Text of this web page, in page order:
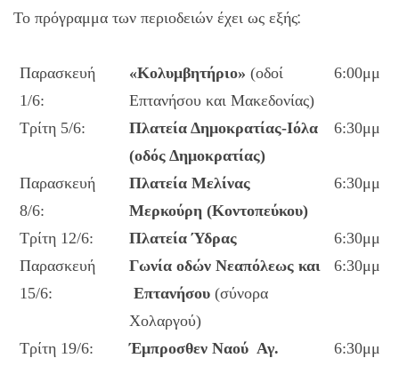
Το πρόγραμμα των περιοδειών έχει ως εξής:
Παρασκευή
1/6:
«Κολυμβητήριο»(οδοί
Επτανήσου και Μακεδονίας)
6:00μμ
Τρίτη 5/6:
Πλατεία Δημοκρατίας-Ιόλα
(οδός Δημοκρατίας)
6:30μμ
Παρασκευή
8/6:
Πλατεία Μελίνας
Μερκούρη (Κοντοπεύκου)
6:30μμ
Τρίτη 12/6: Πλατεία Ύδρας
6:30μμ
Παρασκευή
15/6:
Γωνία οδών Νεαπόλεως και
Επτανήσου(σύνορα
Χολαργού)
6:30μμ
Τρίτη 19/6:
Έμπροσθεν Ναού Αγ.
6:30μμ